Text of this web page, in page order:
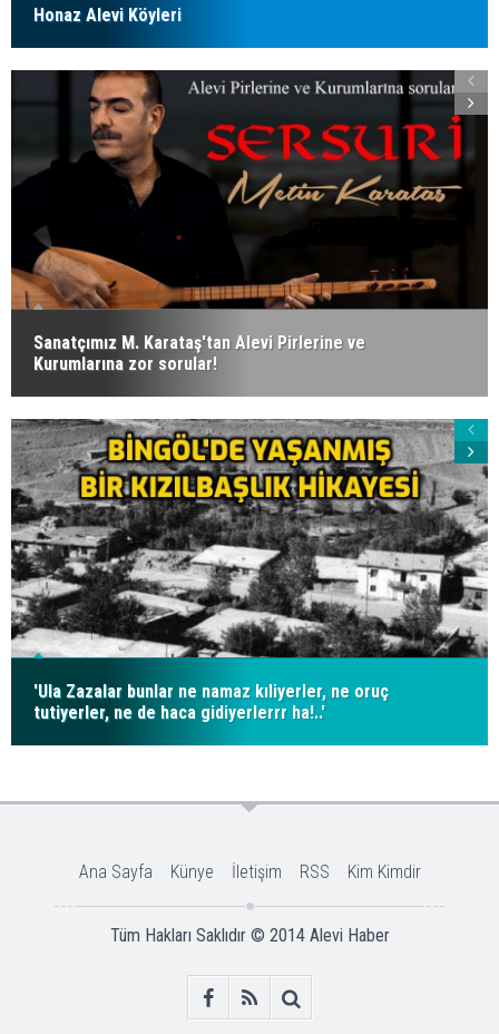
Honaz Alevi Köyleri
Sanatçımız M. Karataş'tan Alevi Pirlerine ve
Kurumlarına zor sorular!
'Ula Zazalar bunlar ne namaz kıliyerler, ne oruç
tutiyerler, ne de haca gidiyerlerrr ha!..'
Ana Sayfa Künye İletişim RSS Kim Kimdir
Tüm Hakları Saklıdır © 2014 Alevi Haber